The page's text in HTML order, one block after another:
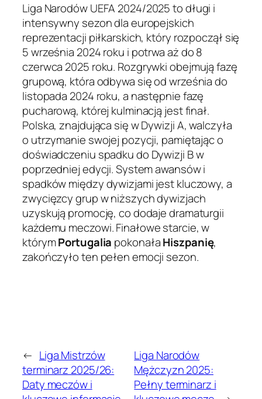
Liga Narodów UEFA 2024/2025 to długi i
intensywny sezon dla europejskich
reprezentacji piłkarskich, który rozpoczął się
5 września 2024 roku i potrwa aż do 8
czerwca 2025 roku. Rozgrywki obejmują fazę
grupową, która odbywa się od września do
listopada 2024 roku, a następnie fazę
pucharową, której kulminacją jest finał.
Polska, znajdująca się w Dywizji A, walczyła
o utrzymanie swojej pozycji, pamiętając o
doświadczeniu spadku do Dywizji B w
poprzedniej edycji. System awansów i
spadków między dywizjami jest kluczowy, a
zwycięzcy grup w niższych dywizjach
uzyskują promocję, co dodaje dramaturgii
każdemu meczowi. Finałowe starcie, w
którymPortugalia pokonałaHiszpanię,
zakończyło ten pełen emocji sezon.
← Liga Mistrzów
terminarz 2025/26:
Daty meczów i
Liga Narodów
Mężczyzn 2025:
Pełny terminarz i